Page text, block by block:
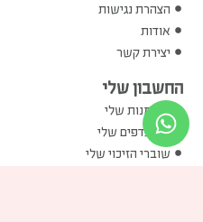
הצהרת נגישות
אודות
יצירת קשר
החשבון שלי
ההזמנות שלי
המועדפים שלי
שוברי הזיכוי שלי